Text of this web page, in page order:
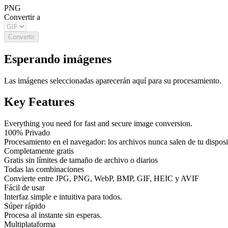
PNG
Convertir a
Convertir
Esperando imágenes
Las imágenes seleccionadas aparecerán aquí para su procesamiento.
Key Features
Everything you need for fast and secure image conversion.
100% Privado
Procesamiento en el navegador: los archivos nunca salen de tu
Completamente gratis
Gratis sin límites de tamaño de archivo o diarios
Todas las combinaciones
Convierte entre JPG, PNG, WebP, BMP, GIF, HEIC y AVIF
Fácil de usar
Interfaz simple e intuitiva para todos.
Súper rápido
Procesa al instante sin esperas.
Multiplataforma